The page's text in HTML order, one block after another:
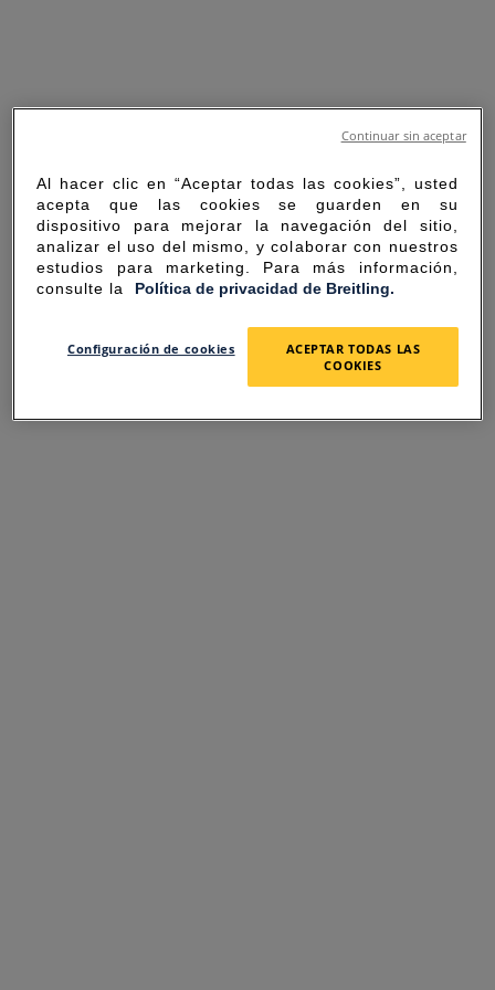
SORRY FOR THE
INCONVENIENCE
Al hacer clic en “Aceptar todas las cookies”, usted
acepta que las cookies se guarden en su
dispositivo para mejorar la navegación del sitio,
analizar el uso del mismo, y colaborar con nuestros
estudios para marketing. Para más información,
consulte la Política de privacidad de Breitling.
Configuración de cookies
ACEPTAR TODAS LAS
COOKIES
Continuar sin aceptar